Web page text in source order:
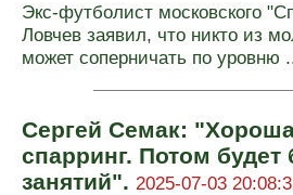
Экс-футболист московского
Ловчев заявил, что никто из
может соперничать по уровню
Сергей Семак:
спарринг. Потом будет
занятий". 2025-07-03